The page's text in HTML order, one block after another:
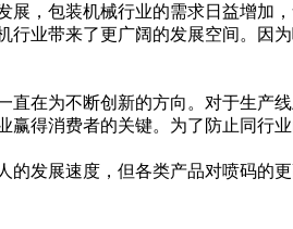
，包装机械行业的需求日益增加
业带来了更广阔的发展空间。因
在为不断创新的方向。对于生产
得消费者的关键。为了防止同行
发展速度，但各类产品对喷码的